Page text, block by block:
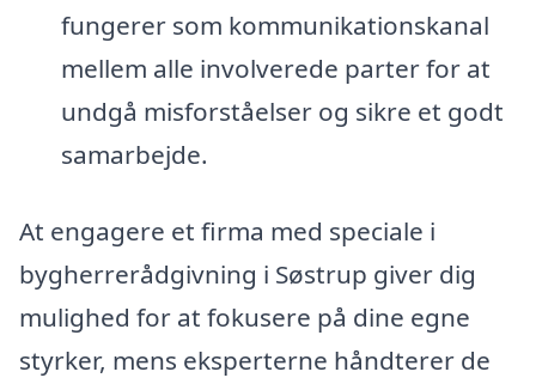
fungerer som kommunikationskanal
mellem alle involverede parter for at
undgå misforståelser og sikre et godt
samarbejde.
At engagere et firma med speciale i
bygherrerådgivning i Søstrup giver dig
mulighed for at fokusere på dine egne
styrker, mens eksperterne håndterer de